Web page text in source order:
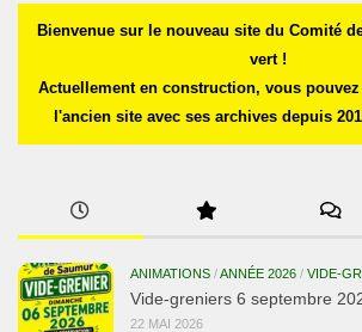
Bienvenue sur le nouveau site du Comité
vert !
Actuellement en construction, vous
l'ancien site avec ses archives depuis
ANIMATIONS /ANNÉE 2026 / VIDE-
Vide-greniers 6 septembre
22 MAI 2026